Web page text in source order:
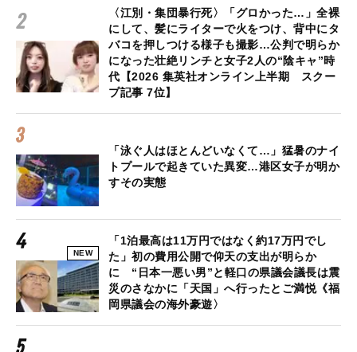
〈江別・集団暴行死〉「グロかった…」全裸
にして、髪にライターで火をつけ、背中にタ
バコを押しつける様子も撮影…公判で明らか
になった壮絶リンチと女子2人の“陰キャ”時
代【2026 集英社オンライン上半期 スクー
プ記事 7位】
「泳ぐ人はほとんどいなくて…」猛暑のナイ
トプールで起きていた異変…港区女子が明か
すその実態
NEW
「1泊最高は11万円ではなく約17万円でし
た」初の費用公開で仰天の支出が明らか
に “日本一悪い男”と軽口の県議会議長は震
災のさなかに「天国」へ行ったとご満悦《福
岡県議会の海外豪遊〉